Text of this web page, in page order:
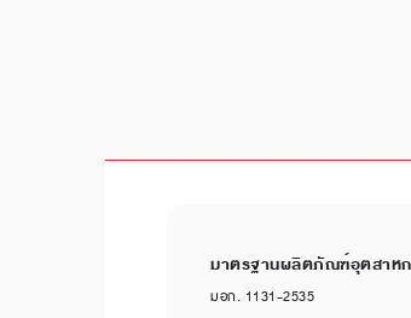
มาตรฐานผลิตภัณฑ์อุตสาห
มอก. 1131-2535